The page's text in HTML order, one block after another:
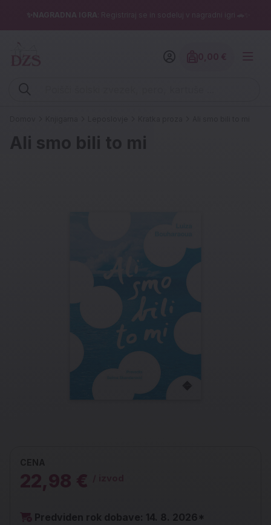
✨NAGRADNA IGRA : Registriraj se in sodeluj v nagradni igri 🚗✨
Vpišite iskalni niz (šolski zvezek, pero, kartuše ...)
Ali smo bili to mi
CENA
22,98 €
Predviden rok dobave: 14. 8. 2026*